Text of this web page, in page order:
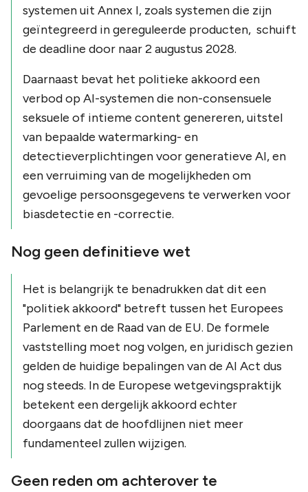
systemen uit Annex I, zoals systemen die zijn
geïntegreerd in gereguleerde producten, schuift
de deadline door naar 2 augustus 2028.
Daarnaast bevat het politieke akkoord een
verbod op AI-systemen die non-consensuele
seksuele of intieme content genereren, uitstel
van bepaalde watermarking- en
detectieverplichtingen voor generatieve AI, en
een verruiming van de mogelijkheden om
gevoelige persoonsgegevens te verwerken voor
biasdetectie en -correctie.
Nog geen definitieve wet
Het is belangrijk te benadrukken dat dit een
"politiek akkoord" betreft tussen het Europees
Parlement en de Raad van de EU. De formele
vaststelling moet nog volgen, en juridisch gezien
gelden de huidige bepalingen van de AI Act dus
nog steeds. In de Europese wetgevingspraktijk
betekent een dergelijk akkoord echter
doorgaans dat de hoofdlijnen niet meer
fundamenteel zullen wijzigen.
Geen reden om achterover te